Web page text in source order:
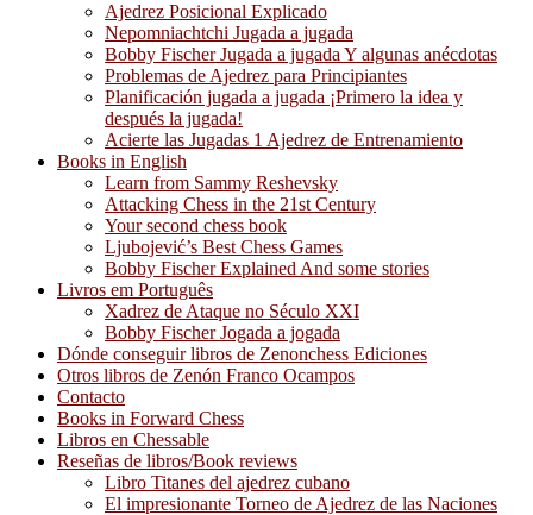
Ajedrez Posicional Explicado
Nepomniachtchi Jugada a jugada
Bobby Fischer Jugada a jugada Y algunas anécdotas
Problemas de Ajedrez para Principiantes
Planificación jugada a jugada ¡Primero la idea y
después la jugada!
Acierte las Jugadas 1 Ajedrez de Entrenamiento
Books in English
Learn from Sammy Reshevsky
Attacking Chess in the 21st Century
Your second chess book
Ljubojević’s Best Chess Games
Bobby Fischer Explained And some stories
Livros em Português
Xadrez de Ataque no Século XXI
Bobby Fischer Jogada a jogada
Dónde conseguir libros de Zenonchess Ediciones
Otros libros de Zenón Franco Ocampos
Contacto
Books in Forward Chess
Libros en Chessable
Reseñas de libros/Book reviews
Libro Titanes del ajedrez cubano
El impresionante Torneo de Ajedrez de las Naciones